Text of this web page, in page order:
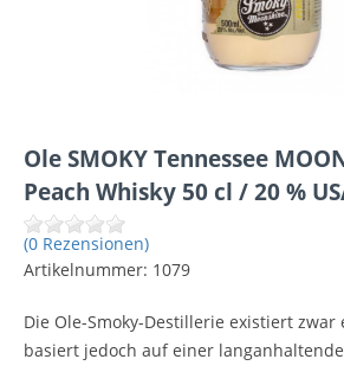
Ole SMOKY Tennessee
Peach Whisky 50 cl / 20 %
(0 Rezensionen)
Artikelnummer: 1079
Die Ole-Smoky-Destillerie existiert zwar
basiert jedoch auf einer